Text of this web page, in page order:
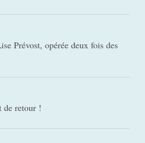
Prévost, opérée deux fois des
de retour !